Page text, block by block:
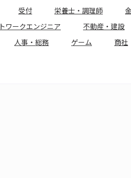
受付 栄養士・調理師
ワークエンジニア
不動産・建設
人事・総務 ゲーム
商社